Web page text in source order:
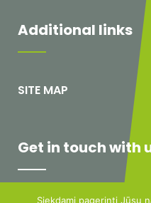
Additional links
SITE MAP
Get in touch with
Siekdami pagerinti Jūsų